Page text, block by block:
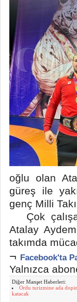
oğlu olan
güreş ile
genç Milli
Çok
Atalay
takımda
¬ Facebook'ta
Yalnızca
Diğer Manşet Haberleri:
Ordu turizmine ada
katacak